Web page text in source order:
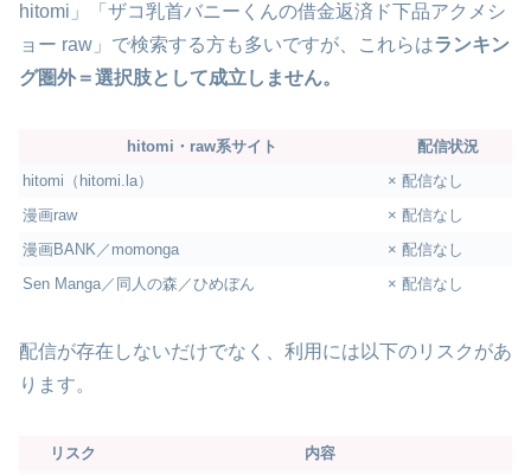
hitomi」「ザコ乳首バニーくんの借金返済ド下品アクメシ
ョー raw」で検索する方も多いですが、これらはランキン
グ圏外＝選択肢として成立しません。
hitomi・raw系サイト
配信状況
hitomi（hitomi.la）
× 配信なし
漫画raw
× 配信なし
漫画BANK／momonga
× 配信なし
Sen Manga／同人の森／ひめぼん
× 配信なし
配信が存在しないだけでなく、利用には以下のリスクがあ
ります。
リスク 内容